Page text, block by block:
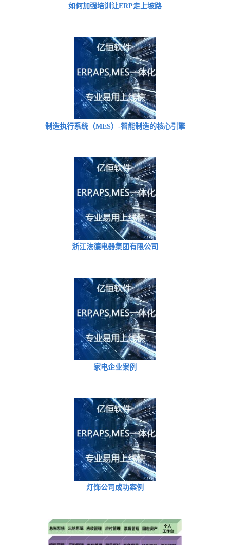
如何加强培训让ERP走上坡路
制造执行系统（MES）-智能制造的核心引擎
浙江法德电器集团有限公司
家电企业案例
灯饰公司成功案例